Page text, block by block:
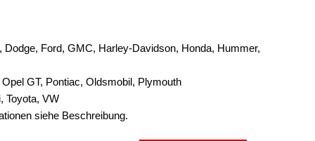
Ford, GMC, Harley-Davidson, Honda, Hummer,
GT, Pontiac, Oldsmobil, Plymouth
Toyota, VW
siehe Beschreibung.